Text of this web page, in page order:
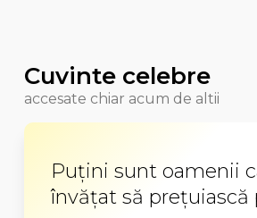
Cuvinte celebre
accesate chiar acum de altii
Puţini sunt oamenii
învăţat să preţuiască